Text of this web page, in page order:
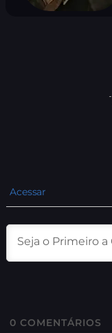
Acessar
0 COMENTÁRIOS